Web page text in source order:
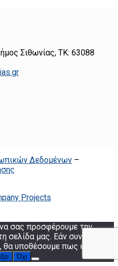
Σιθωνίας, ΤΚ: 63088
Δεδομένων –
Projects
σας προσφέρουμε την
σελίδα μας. Εάν συνεχίσετε
θα υποθέσουμε πως είστε
Όχι